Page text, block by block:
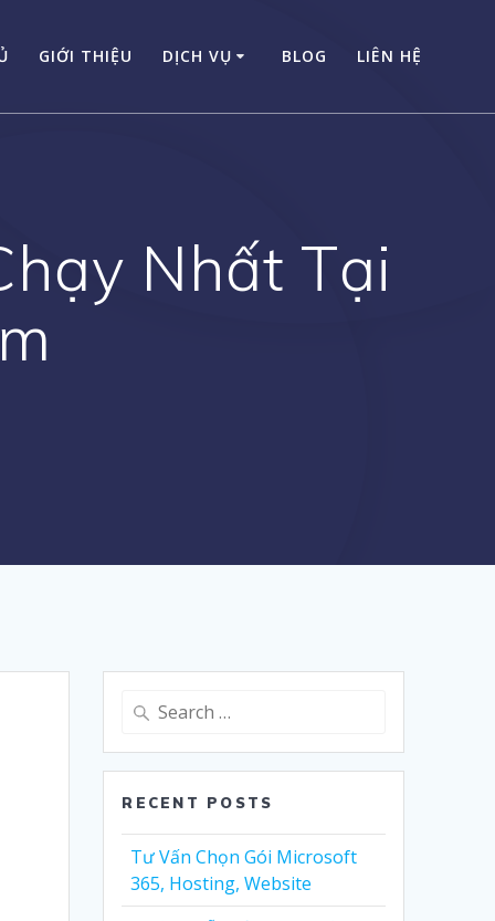
GIỚI THIỆU DỊCH VỤ BLOG LIÊN HỆ
Nhất Tại
Search
RECENT POSTS
Tư Vấn Chọn Gói Microsoft
365, Hosting, Website